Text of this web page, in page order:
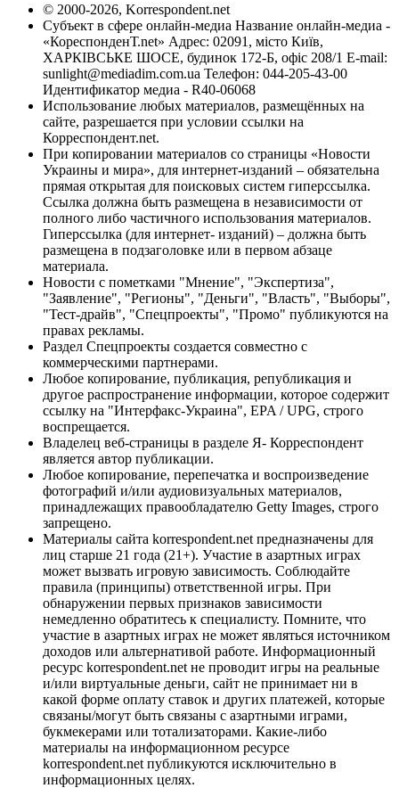
© 2000-2026, Korrespondent.net
Субъект в сфере онлайн-медиа Название онлайн-медиа -
«КореспонденТ.net» Адрес: 02091, місто Київ,
ХАРКІВСЬКЕ ШОСЕ, будинок 172-Б, офіс 208/1 E-mail:
sunlight@mediadim.com.ua Телефон: 044-205-43-00
Идентификатор медиа - R40-06068
Использование любых материалов, размещённых на
сайте, разрешается при условии ссылки на
Корреспондент.net.
При копировании материалов со страницы «Новости
Украины и мира», для интернет-изданий – обязательна
прямая открытая для поисковых систем гиперссылка.
Ссылка должна быть размещена в независимости от
полного либо частичного использования материалов.
Гиперссылка (для интернет- изданий) – должна быть
размещена в подзаголовке или в первом абзаце
материала.
Новости с пометками "Мнение", "Экспертиза",
"Заявление", "Регионы", "Деньги", "Власть", "Выборы",
"Тест-драйв", "Спецпроекты", "Промо" публикуются на
правах рекламы.
Раздел Спецпроекты создается совместно с
коммерческими партнерами.
Любое копирование, публикация, републикация и
другое распространение информации, которое содержит
ссылку на "Интерфакс-Украина", EPA / UPG, строго
воспрещается.
Владелец веб-страницы в разделе Я- Корреспондент
является автор публикации.
Любое копирование, перепечатка и воспроизведение
фотографий и/или аудиовизуальных материалов,
принадлежащих правообладателю Getty Images, строго
запрещено.
Материалы сайта korrespondent.net предназначены для
лиц старше 21 года (21+). Участие в азартных играх
может вызвать игровую зависимость. Соблюдайте
правила (принципы) ответственной игры. При
обнаружении первых признаков зависимости
немедленно обратитесь к специалисту. Помните, что
участие в азартных играх не может являться источником
доходов или альтернативой работе. Информационный
ресурс korrespondent.net не проводит игры на реальные
и/или виртуальные деньги, сайт не принимает ни в
какой форме оплату ставок и других платежей, которые
связаны/могут быть связаны с азартными играми,
букмекерами или тотализаторами. Какие-либо
материалы на информационном ресурсе
korrespondent.net публикуются исключительно в
информационных целях.